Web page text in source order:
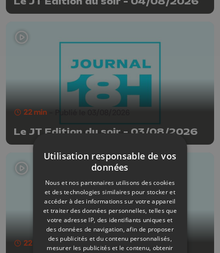
22 min
Le JT Edition du soir - 03/08/2026
22 min - Publié le 31/07/2026
Utilisation responsable de vos
données
Nous et nos partenaires utilisons des cookies
et des technologies similaires pour stocker et
accéder à des informations sur votre appareil
et traiter des données personnelles, telles que
votre adresse IP, des identifiants uniques et
des données de navigation, afin de proposer
des publicités et du contenu personnalisés,
mesurer les publicités et le contenu, obtenir